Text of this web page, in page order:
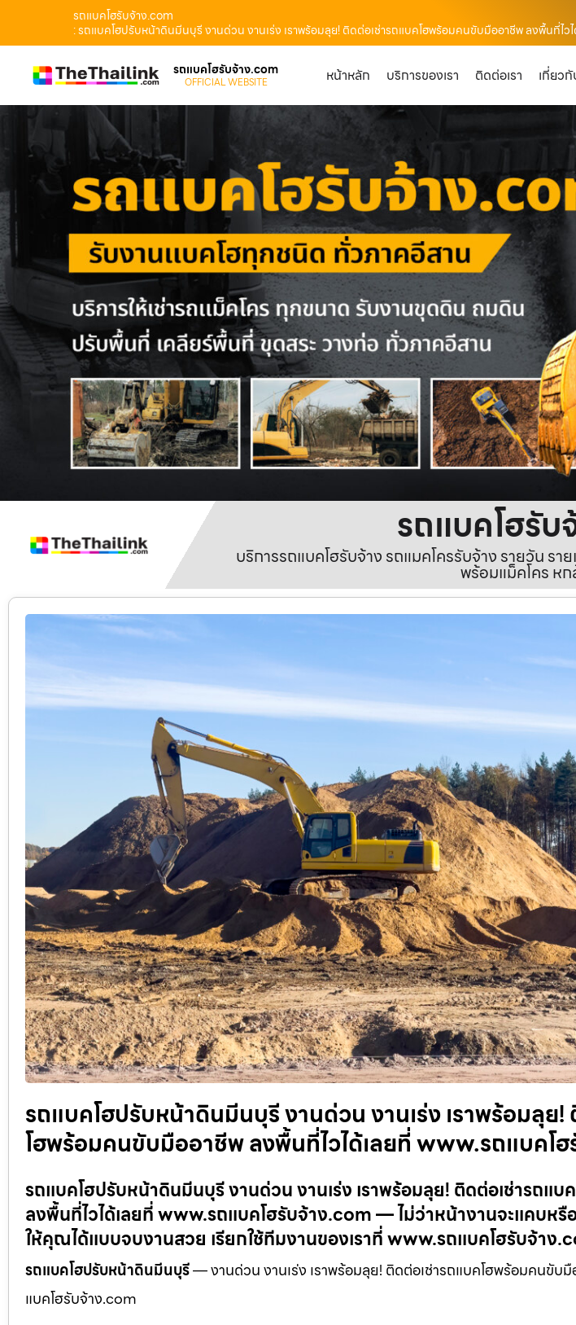
รถแบคโฮรับจ้าง.com
: รถแบคโฮปรับหน้าดินมีนบุรี งานด่วน งานเร่ง เราพร้อมลุย! ติดต่อเช่ารถแบคโฮพร้อมคนขับมืออาชีพ ลงพื้นที่ไว
รถแบคโฮรับจ้าง.com
OFFICIAL WEBSITE หน้าหลัก บริการของเรา ติดต่อเรา เกี่ยว
รถแบคโฮรั
บริการรถแบคโฮรับจ้าง รถแมคโครรับจ้าง รายวัน ร
พร้อมแม็คโคร หก
รถแบคโฮปรับหน้าดินมีนบุรี งานด่วน งานเร่ง เราพร้อมลุย!
โฮพร้อมคนขับมืออาชีพ ลงพื้นที่ไวได้เลยที่ www.รถแบคโ
รถแบคโฮปรับหน้าดินมีนบุรี งานด่วน งานเร่ง เราพร้อมลุย! ติดต่อเช่ารถแ
ลงพื้นที่ไวได้เลยที่ www.รถแบคโฮรับจ้าง.com — ไม่ว่าหน้างานจะแคบหรื
ให้คุณได้แบบจบงานสวย เรียกใช้ทีมงานของเราที่ www.รถแบคโฮรับจ้าง
รถแบคโฮปรับหน้าดินมีนบุรี— งานด่วน งานเร่ง เราพร้อมลุย! ติดต่อเช่ารถแบคโฮพร้อมคนขับ
แบคโฮรับจ้าง.com